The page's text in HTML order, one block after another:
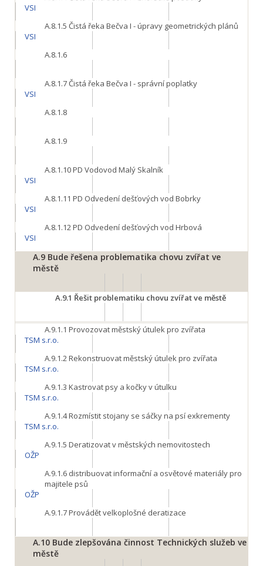
VSI
A.8.1.5 Čistá řeka Bečva I - úpravy geometrických plánů
VSI
A.8.1.6
A.8.1.7Čistá řeka Bečva I - správní poplatky
VSI
A.8.1.8
A.8.1.9
A.8.1.10PD Vodovod Malý Skalník
VSI
A.8.1.11 PD Odvedení dešťových vod Bobrky
VSI
A.8.1.12PD Odvedení dešťových vod Hrbová
VSI
A.9 Bude řešena problematika chovu zvířat ve
městě
A.9.1 Řešit problematiku chovu zvířat ve městě
A.9.1.1 Provozovat městský útulek pro zvířata
TSM s.r.o.
A.9.1.2Rekonstruovat městský útulek pro zvířata
TSM s.r.o.
A.9.1.3 Kastrovat psy a kočky v útulku
TSM s.r.o.
A.9.1.4Rozmístit stojany se sáčky na psí exkrementy
TSM s.r.o.
A.9.1.5 Deratizovat v městských nemovitostech
OŽP
A.9.1.6 distribuovat informační a osvětové materiály pro
majitele psů
OŽP
A.9.1.7Provádět velkoplošné deratizace
A.10 Bude zlepšována činnost Technických služeb ve
městě